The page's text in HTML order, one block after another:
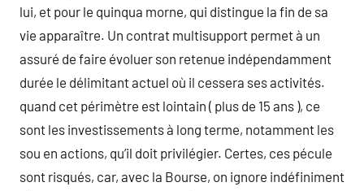
lui, et pour le quinqua morne, qui distingue la fin de sa
vie apparaître. Un contrat multisupport permet à un
assuré de faire évoluer son retenue indépendamment
durée le délimitant actuel où il cessera ses activités.
quand cet périmètre est lointain ( plus de 15 ans ), ce
sont les investissements à long terme, notamment les
sou en actions, qu’il doit privilégier. Certes, ces pécule
sont risqués, car, avec la Bourse, on ignore indéfiniment